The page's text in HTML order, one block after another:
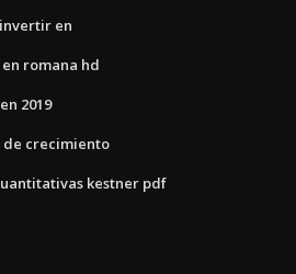
en
romana hd
2019
de crecimiento
kestner pdf